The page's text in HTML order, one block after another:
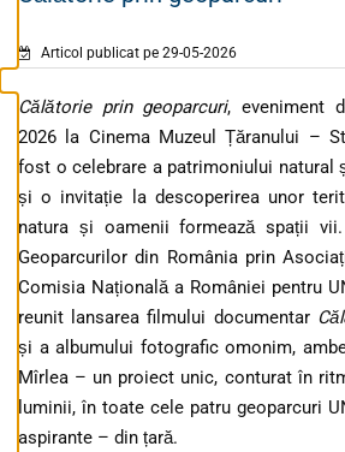
Articol publicat pe 29-05-2026
Călătorie prin geoparcuri, eveniment
2026 la Cinema Muzeul Țăranului –
fost o celebrare a patrimoniului natural
și o invitație la descoperirea unor
natura și oamenii formează spații vii.
Geoparcurilor din România prin
Comisia Națională a României pentru
reunit lansarea filmului documentar
și a albumului fotografic omonim,
Mîrlea – un proiect unic, conturat în
luminii, în toate cele patru geoparcuri
aspirante – din țară.